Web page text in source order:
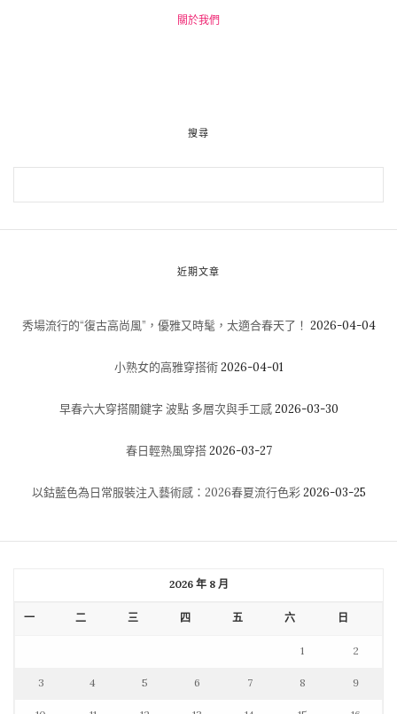
關於我們
搜尋
近期文章
秀場流行的“復古高尚風”，優雅又時髦，太適合春天了！ 2026-04-04
小熟女的高雅穿搭術 2026-04-01
早春六大穿搭關鍵字 波點 多層次與手工感 2026-03-30
春日輕熟風穿搭 2026-03-27
以鈷藍色為日常服裝注入藝術感：2026春夏流行色彩 2026-03-25
2026 年 8 月
一 二 三 四 五 六 日
1 2
3 4 5 6 7 8 9